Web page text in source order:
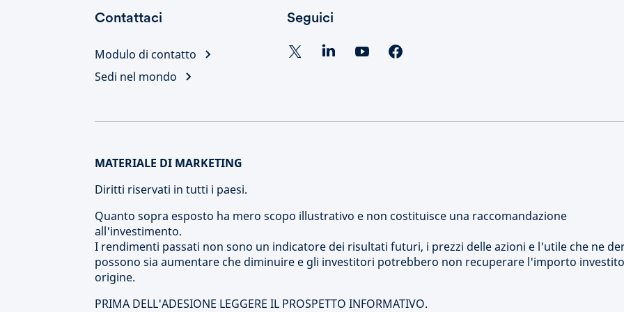
Contattaci
Modulo di contatto
Sedi nel mondo
Seguici
MATERIALE DI MARKETING
Diritti riservati in tutti i paesi.
Quanto sopra esposto ha mero scopo illustrativo e non costituisce una raccomandazione
all'investimento.
I rendimenti passati non sono un indicatore dei risultati futuri, i prezzi delle azioni e l'utile che ne
possono sia aumentare che diminuire e gli investitori potrebbero non recuperare l'importo
origine.
PRIMA DELL'ADESIONE LEGGERE IL PROSPETTO INFORMATIVO.